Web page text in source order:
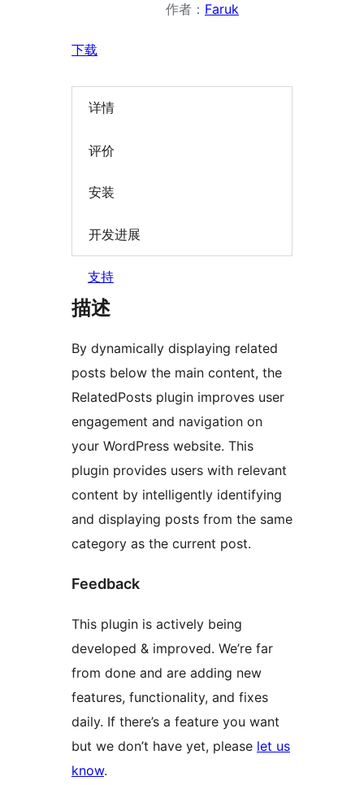
作者： Faruk
下载
详情
评价
安装
开发进展
支持
描述
By dynamically displaying related
posts below the main content, the
RelatedPosts plugin improves user
engagement and navigation on
your WordPress website. This
plugin provides users with relevant
content by intelligently identifying
and displaying posts from the same
category as the current post.
Feedback
This plugin is actively being
developed & improved. We’re far
from done and are adding new
features, functionality, and fixes
daily. If there’s a feature you want
but we don’t have yet, please let us
know.